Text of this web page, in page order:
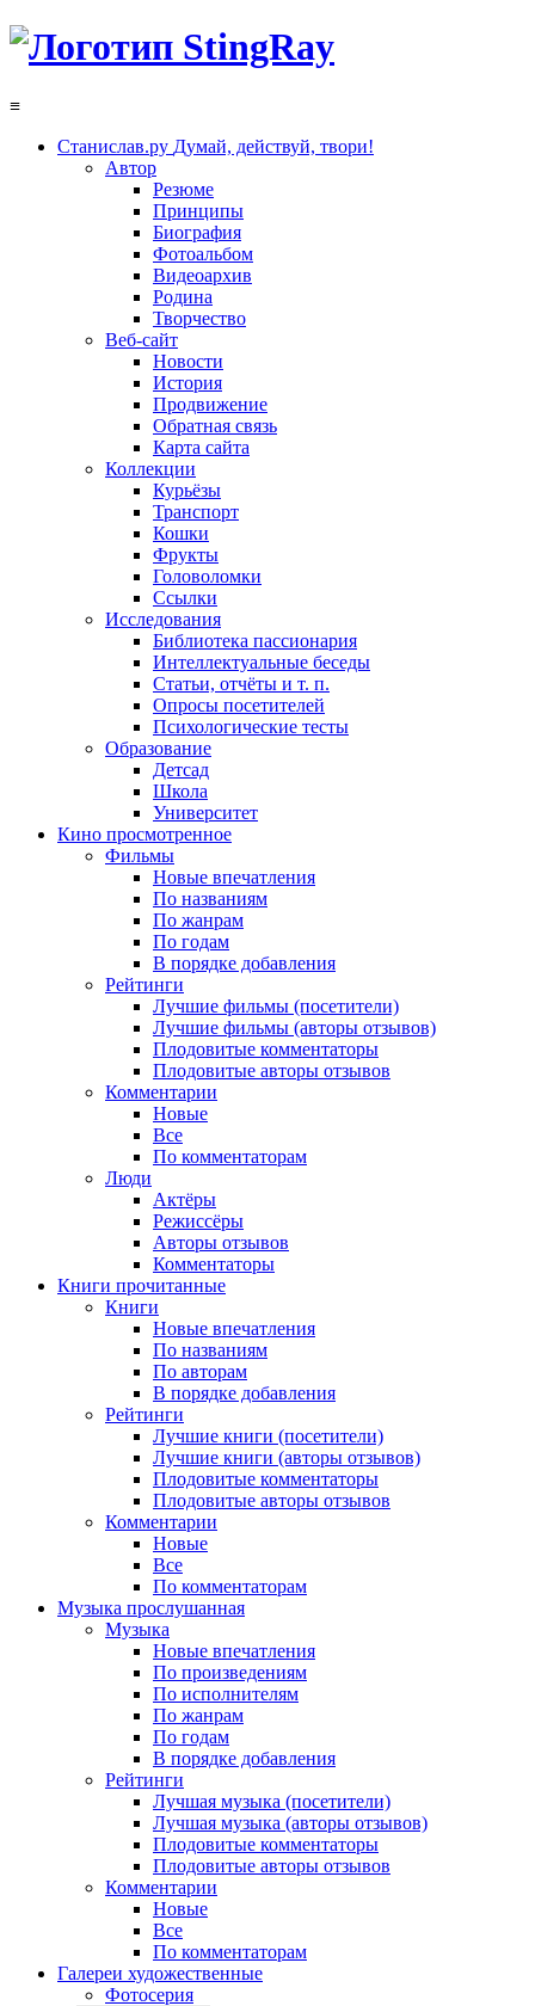
≡
Станислав.ру Думай, действуй, твори!
Автор
Резюме
Принципы
Биография
Фотоальбом
Видеоархив
Родина
Творчество
Веб-сайт
Новости
История
Продвижение
Обратная связь
Карта сайта
Коллекции
Курьёзы
Транспорт
Кошки
Фрукты
Головоломки
Ссылки
Исследования
Библиотека пассионария
Интеллектуальные беседы
Статьи, отчёты и т. п.
Опросы посетителей
Психологические тесты
Образование
Детсад
Школа
Университет
Кино просмотренное
Фильмы
Новые впечатления
По названиям
По жанрам
По годам
В порядке добавления
Рейтинги
Лучшие фильмы (посетители)
Лучшие фильмы (авторы отзывов)
Плодовитые комментаторы
Плодовитые авторы отзывов
Комментарии
Новые
Все
По комментаторам
Люди
Актёры
Режиссёры
Авторы отзывов
Комментаторы
Книги прочитанные
Книги
Новые впечатления
По названиям
По авторам
В порядке добавления
Рейтинги
Лучшие книги (посетители)
Лучшие книги (авторы отзывов)
Плодовитые комментаторы
Плодовитые авторы отзывов
Комментарии
Новые
Все
По комментаторам
Музыка прослушанная
Музыка
Новые впечатления
По произведениям
По исполнителям
По жанрам
По годам
В порядке добавления
Рейтинги
Лучшая музыка (посетители)
Лучшая музыка (авторы отзывов)
Плодовитые комментаторы
Плодовитые авторы отзывов
Комментарии
Новые
Все
По комментаторам
Галереи художественные
Фотосерия